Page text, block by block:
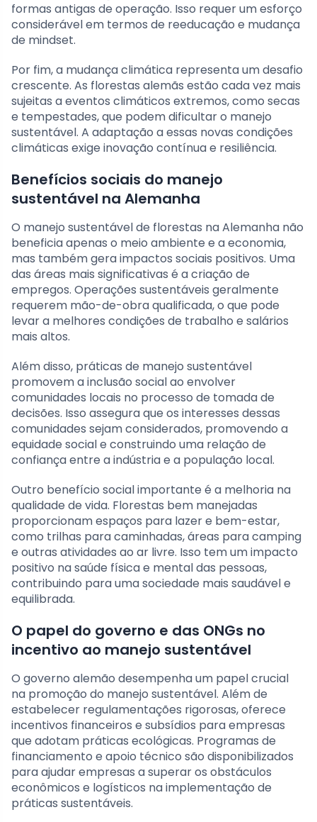
formas antigas de operação. Isso requer um esforço
considerável em termos de reeducação e mudança
de mindset.
Por fim, a mudança climática representa um desafio
crescente. As florestas alemãs estão cada vez mais
sujeitas a eventos climáticos extremos, como secas
e tempestades, que podem dificultar o manejo
sustentável. A adaptação a essas novas condições
climáticas exige inovação contínua e resiliência.
Benefícios sociais do manejo
sustentável na Alemanha
O manejo sustentável de florestas na Alemanha não
beneficia apenas o meio ambiente e a economia,
mas também gera impactos sociais positivos. Uma
das áreas mais significativas é a criação de
empregos. Operações sustentáveis geralmente
requerem mão-de-obra qualificada, o que pode
levar a melhores condições de trabalho e salários
mais altos.
Além disso, práticas de manejo sustentável
promovem a inclusão social ao envolver
comunidades locais no processo de tomada de
decisões. Isso assegura que os interesses dessas
comunidades sejam considerados, promovendo a
equidade social e construindo uma relação de
confiança entre a indústria e a população local.
Outro benefício social importante é a melhoria na
qualidade de vida. Florestas bem manejadas
proporcionam espaços para lazer e bem-estar,
como trilhas para caminhadas, áreas para camping
e outras atividades ao ar livre. Isso tem um impacto
positivo na saúde física e mental das pessoas,
contribuindo para uma sociedade mais saudável e
equilibrada.
O papel do governo e das ONGs no
incentivo ao manejo sustentável
O governo alemão desempenha um papel crucial
na promoção do manejo sustentável. Além de
estabelecer regulamentações rigorosas, oferece
incentivos financeiros e subsídios para empresas
que adotam práticas ecológicas. Programas de
financiamento e apoio técnico são disponibilizados
para ajudar empresas a superar os obstáculos
econômicos e logísticos na implementação de
práticas sustentáveis.